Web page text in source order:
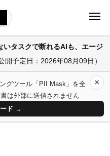
いタスクで断れるAIも、エージ
公開予定日：2026年08月09日）
グツール「PII Mask」を全
は外部に送信されません
ド →
×